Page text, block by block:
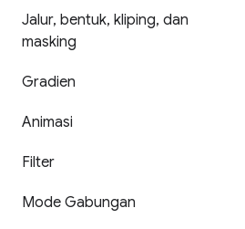
Jalur, bentuk, kliping, dan
masking
Gradien
Animasi
Filter
Mode Gabungan